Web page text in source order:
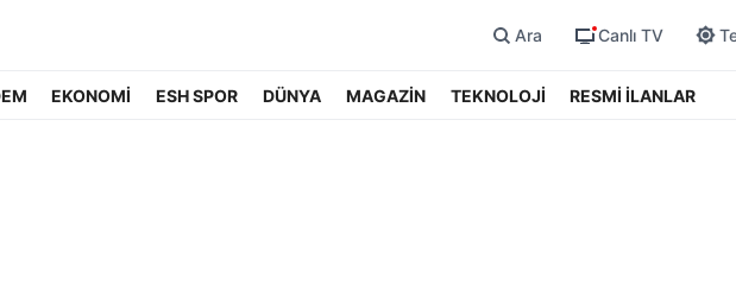
Ara Canlı TV
EKONOMİ ESH SPOR DÜNYA MAGAZİN TEKNOLOJİ RESMİ İLANLAR